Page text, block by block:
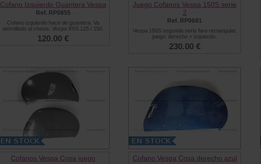
Cofano Izquierdo Guantera Vespa
Ref. RP0855
Cofano izquierdo hace de guantera. Va
atornillado al chasis. Vespa IRIS 125 / 150.
120.00 €
Juego Cofanos Vespa 150S serie
2
Ref. RP0681
Vespa 150S segunda serie faro rectangular,
juego: derecho + izquierdo.
230.00 €
Cofanos Vespa Cosa juego Cofano Vespa Cosa derecho azul